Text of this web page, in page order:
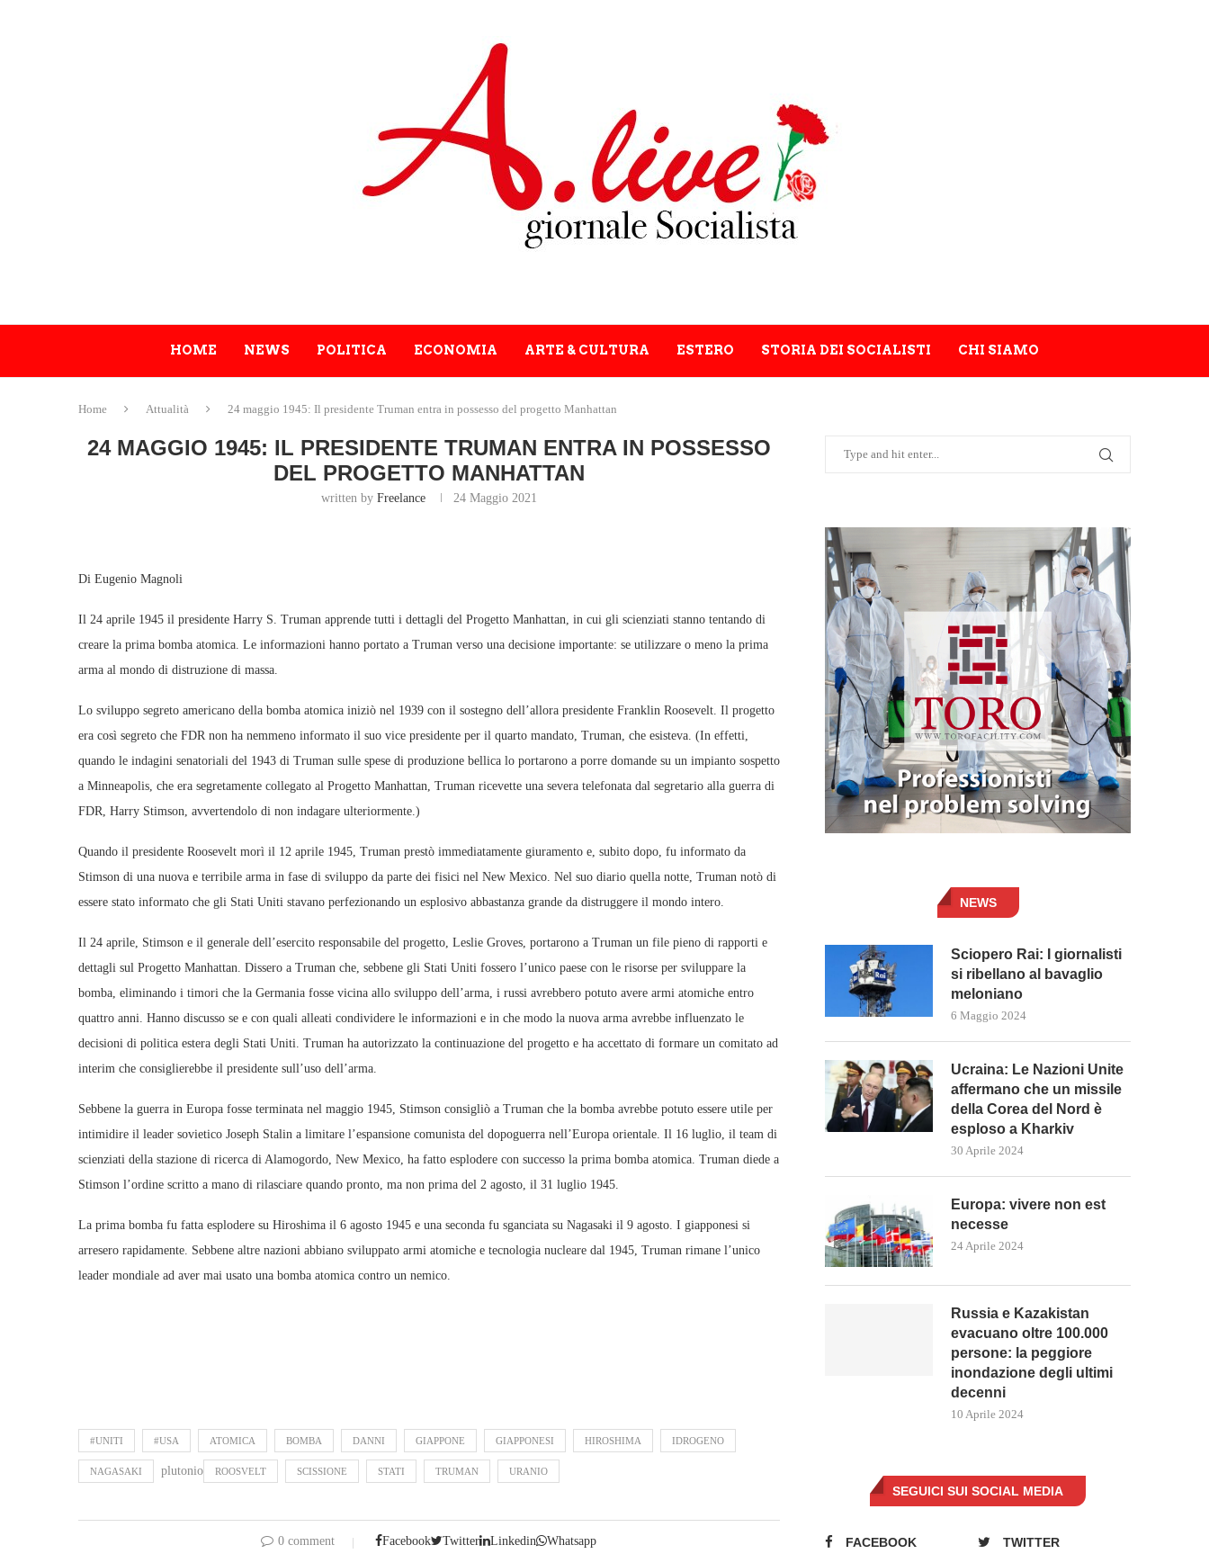
HOME NEWS POLITICA ECONOMIA ARTE & CULTURA ESTERO STORIA DEI SOCIALISTI CHI SIAMO
Home Attualità 24 maggio 1945: Il presidente Truman entra in possesso del progetto Manhattan
24 MAGGIO 1945: IL PRESIDENTE TRUMAN ENTRA IN POSSESSO
DEL PROGETTO MANHATTAN
written by Freelance 24 Maggio 2021
Di Eugenio Magnoli
Il 24 aprile 1945 il presidente Harry S. Truman apprende tutti i dettagli del Progetto Manhattan, in cui gli scienziati stanno tentando di
creare la prima bomba atomica. Le informazioni hanno portato a Truman verso una decisione importante: se utilizzare o meno la prima
arma al mondo di distruzione di massa.
Lo sviluppo segreto americano della bomba atomica iniziò nel 1939 con il sostegno dell’allora presidente Franklin Roosevelt. Il progetto
era così segreto che FDR non ha nemmeno informato il suo vice presidente per il quarto mandato, Truman, che esisteva. (In effetti,
quando le indagini senatoriali del 1943 di Truman sulle spese di produzione bellica lo portarono a porre domande su un impianto sospetto
a Minneapolis, che era segretamente collegato al Progetto Manhattan, Truman ricevette una severa telefonata dal segretario alla guerra di
FDR, Harry Stimson, avvertendolo di non indagare ulteriormente.)
Quando il presidente Roosevelt morì il 12 aprile 1945, Truman prestò immediatamente giuramento e, subito dopo, fu informato da
Stimson di una nuova e terribile arma in fase di sviluppo da parte dei fisici nel New Mexico. Nel suo diario quella notte, Truman notò di
essere stato informato che gli Stati Uniti stavano perfezionando un esplosivo abbastanza grande da distruggere il mondo intero.
Il 24 aprile, Stimson e il generale dell’esercito responsabile del progetto, Leslie Groves, portarono a Truman un file pieno di rapporti e
dettagli sul Progetto Manhattan. Dissero a Truman che, sebbene gli Stati Uniti fossero l’unico paese con le risorse per sviluppare la
bomba, eliminando i timori che la Germania fosse vicina allo sviluppo dell’arma, i russi avrebbero potuto avere armi atomiche entro
quattro anni. Hanno discusso se e con quali alleati condividere le informazioni e in che modo la nuova arma avrebbe influenzato le
decisioni di politica estera degli Stati Uniti. Truman ha autorizzato la continuazione del progetto e ha accettato di formare un comitato ad
interim che consiglierebbe il presidente sull’uso dell’arma.
Sebbene la guerra in Europa fosse terminata nel maggio 1945, Stimson consigliò a Truman che la bomba avrebbe potuto essere utile per
intimidire il leader sovietico Joseph Stalin a limitare l’espansione comunista del dopoguerra nell’Europa orientale. Il 16 luglio, il team di
scienziati della stazione di ricerca di Alamogordo, New Mexico, ha fatto esplodere con successo la prima bomba atomica. Truman diede a
Stimson l’ordine scritto a mano di rilasciare quando pronto, ma non prima del 2 agosto, il 31 luglio 1945.
La prima bomba fu fatta esplodere su Hiroshima il 6 agosto 1945 e una seconda fu sganciata su Nagasaki il 9 agosto. I giapponesi si
arresero rapidamente. Sebbene altre nazioni abbiano sviluppato armi atomiche e tecnologia nucleare dal 1945, Truman rimane l’unico
leader mondiale ad aver mai usato una bomba atomica contro un nemico.
#UNITI #USA ATOMICA BOMBA DANNI GIAPPONE GIAPPONESI HIROSHIMA IDROGENO
NAGASAKI plutonio ROOSVELT SCISSIONE STATI TRUMAN URANIO
0 comment Facebook Twitter Linkedin Whatsapp
NEWS
Sciopero Rai: I giornalisti
si ribellano al bavaglio
meloniano
6 Maggio 2024
Ucraina: Le Nazioni Unite
affermano che un missile
della Corea del Nord è
esploso a Kharkiv
30 Aprile 2024
Europa: vivere non est
necesse
24 Aprile 2024
Russia e Kazakistan
evacuano oltre 100.000
persone: la peggiore
inondazione degli ultimi
decenni
10 Aprile 2024
SEGUICI SUI SOCIAL MEDIA
FACEBOOK
TWITTER